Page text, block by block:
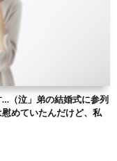
（泣」弟の結婚式に参列
めていたんだけど、私